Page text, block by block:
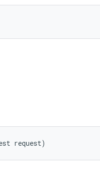
request)